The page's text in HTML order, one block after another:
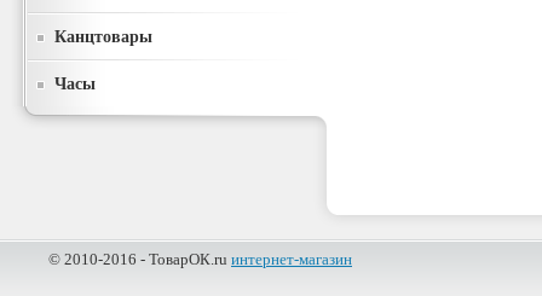
Канцтовары
Часы
© 2010-2016 - ТоварОК.ru интернет-магазин